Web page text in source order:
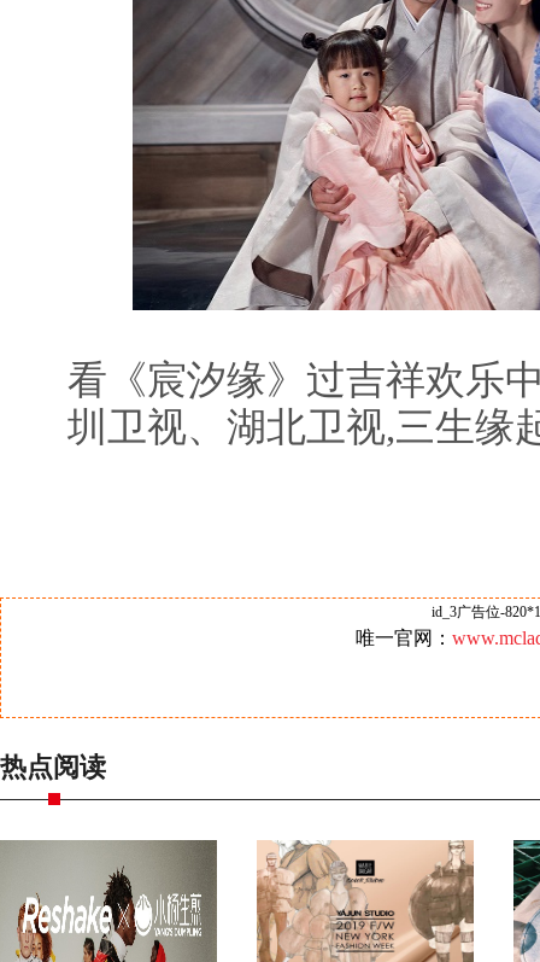
看《宸汐缘》过吉祥欢乐
圳卫视、湖北卫视,三生缘
id_3广告位-
唯一官网：
热点阅读